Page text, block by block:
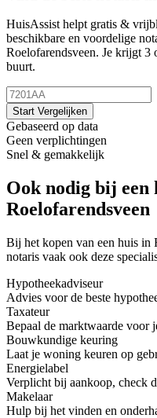
HuisAssist helpt gratis &
beschikbare en voordelige
Roelofarendsveen. Je krijgt 3
buurt.
Start Vergelijken
Gebaseerd op data
Geen verplichtingen
Snel & gemakkelijk
Ook nodig bij een
Roelofarendsveen
Bij het kopen van een huis in
notaris vaak ook deze
Hypotheekadviseur
Advies voor de beste
Taxateur
Bepaal de marktwaarde voor
Bouwkundige keuring
Laat je woning keuren op
Energielabel
Verplicht bij aankoop, check
Makelaar
Hulp bij het vinden en